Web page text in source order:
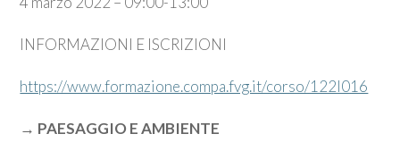
INFORMAZIONI E ISCRIZIONI
https://www.formazione.compa.fvg.it/corso/122I016
→ PAESAGGIO E AMBIENTE